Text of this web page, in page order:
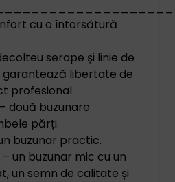
cu o întorsătură
serape și linie de
libertate de
profesional.
două buzunare
părți.
buzunar practic.
un buzunar mic cu un
un semn de calitate și